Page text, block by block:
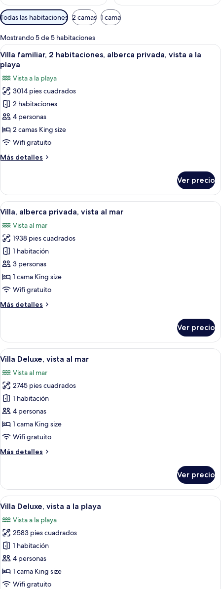
Filtros
disponibles
para
las
habitaciones
Todas las habitaciones 2 camas 1 cama
Mostrando 5 de 5 habitaciones
Abrir
todas
las
fotos
de
Villa
familiar,
2
habitaciones,
privada,
la
playa
Una casa moderna de dos pisos con
17
Villa familiar, 2 habitaciones, alberca privada, vista a la
playa
Vista a la playa
3014 pies cuadrados
2 habitaciones
4 personas
2 camas King size
Wifi gratuito
Más detalles
Más
familiar,
habitaciones,
privada,
vista
a
la
playa
Ver precio
Abrir
todas
las
fotos
de
Villa,
alberca
privada,
al
Villas sobre el agua con piscinas,
21
Villa, alberca privada, vista al mar
Vista al mar
1938 pies cuadrados
1 habitación
3 personas
1 cama King size
Wifi gratuito
Más detalles
Más
alberca
privada,
vista
mar
Ver precio
Abrir
todas
las
fotos
de
Villa
Deluxe,
vista
mar
Cabañas sobre el agua con piscina,
10
Villa Deluxe, vista al mar
Vista al mar
2745 pies cuadrados
1 habitación
4 personas
1 cama King size
Wifi gratuito
Más detalles
Más
Deluxe,
vista
al
Ver precio
Abrir
todas
las
fotos
de
Villa
Deluxe,
vista
Una villa moderna con piscina, un
9
Villa Deluxe, vista a la playa
Vista a la playa
2583 pies cuadrados
1 habitación
4 personas
1 cama King size
Wifi gratuito